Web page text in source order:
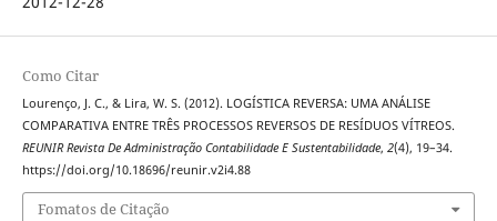
Como Citar
Lourenço, J. C., & Lira, W. S. (2012). LOGÍSTICA REVERSA: UMA ANÁLISE
COMPARATIVA ENTRE TRÊS PROCESSOS REVERSOS DE RESÍDUOS VÍTREOS.
REUNIR Revista De Administração Contabilidade E Sustentabilidade, 2(4), 19–34.
https://doi.org/10.18696/reunir.v2i4.88
Fomatos de Citação